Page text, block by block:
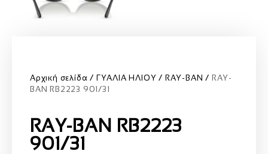
Αρχική σελίδα ΓΥΑΛΙΑ ΗΛΙΟΥ RAY-BAN
RAY-
BAN RB2223 901/31
RAY-BAN RB2223
901/31